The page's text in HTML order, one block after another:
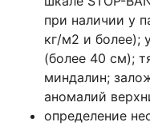
при наличии у
кг/м2 и более);
(более 40 см);
миндалин;
аномалий
определение